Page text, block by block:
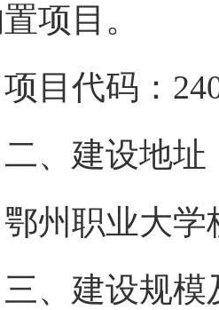
项目。
代码：
建设地址
职业大学
建设规模